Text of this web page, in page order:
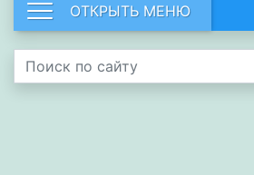
ОТКРЫТЬ МЕНЮ